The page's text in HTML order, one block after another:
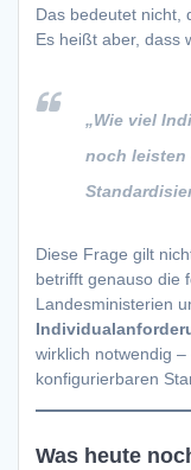
Das bedeutet nicht,
Es heißt aber, dass
„Wie viel
noch leisten
Diese Frage gilt
betrifft genauso die
Landesministerien
wirklich notwendig
konfigurierbaren
Was heute